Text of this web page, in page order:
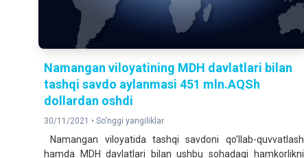
Namangan viloyatining MDH davlatlari bilan
tashqi savdo aylanmasi 451 mln.AQSh
dollardan oshdi
30/11/2021 • So'nggi yangiliklar
Namangan viloyatida tashqi savdoni qoʼllab-quvvatlash
hamda MDH davlatlari bilan ushbu sohadagi hamkorlikni